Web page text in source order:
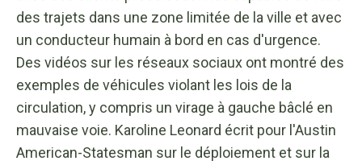
des trajets dans une zone limitée de la ville et avec
un conducteur humain à bord en cas d'urgence.
Des vidéos sur les réseaux sociaux ont montré des
exemples de véhicules violant les lois de la
circulation, y compris un virage à gauche bâclé en
mauvaise voie. Karoline Leonard écrit pour l'Austin
American-Statesman sur le déploiement et sur la